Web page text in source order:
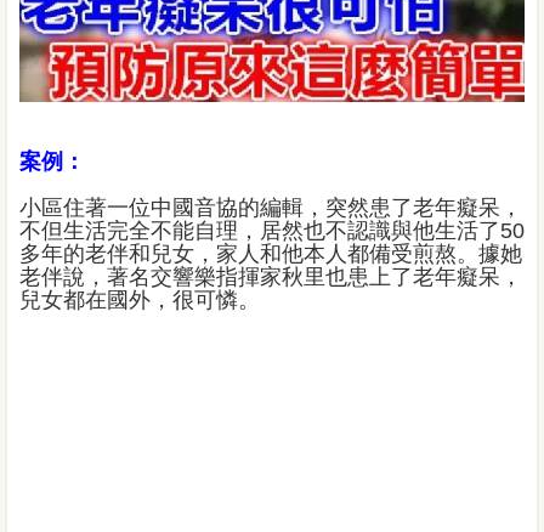
案例：
小區住著一位中國音協的編輯，突然患了老年癡呆，
不但生活完全不能自理，居然也不認識與他生活了50
多年的老伴和兒女，家人和他本人都備受煎熬。據她
老伴說，著名交響樂指揮家秋里也患上了老年癡呆，
兒女都在國外，很可憐。